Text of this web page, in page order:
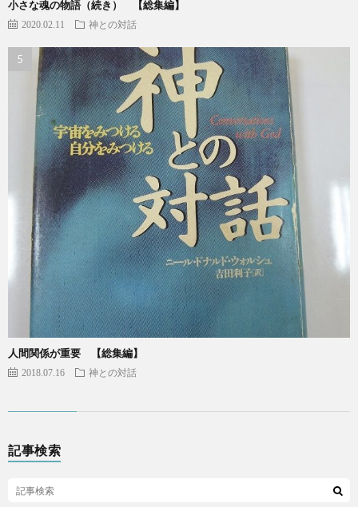
小さな魂の物語（続き） 【総集編】
2020.02.11 神との対話
人間関係が重要 【総集編】
2018.07.16 神との対話
記事検索